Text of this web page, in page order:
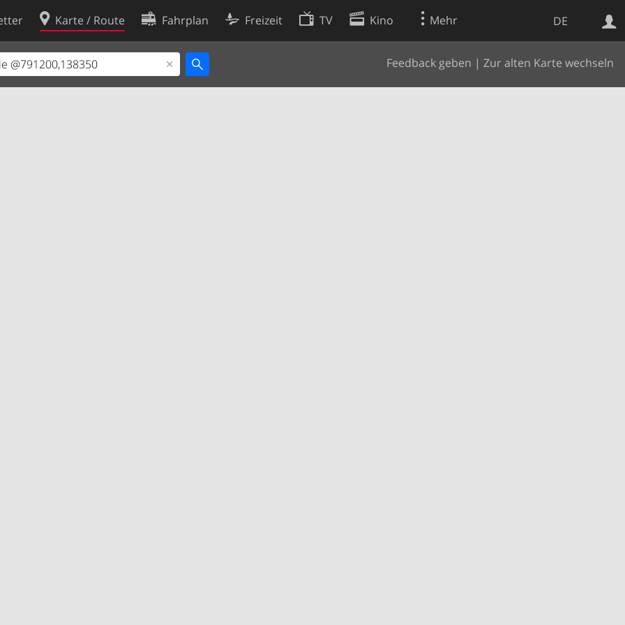
DE
Karte / Route Fahrplan Freizeit TV Kino Mehr
Feedback geben | Zur alten Karte wechseln
Websuche
Cookie-Richtlinie
Cookie-Einstellungen